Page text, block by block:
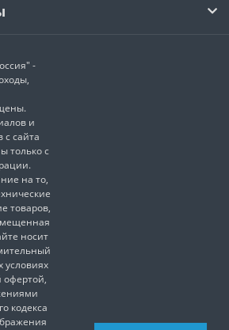
-
и
с сайта
только с
на то,
товаров,
носит
условиях
офертой,
кодекса